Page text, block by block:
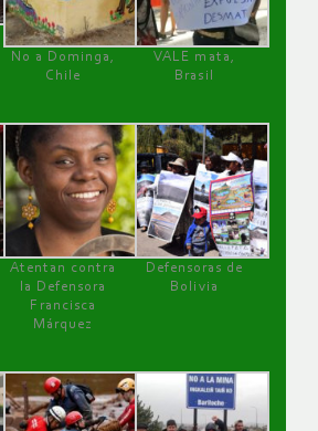
No a Dominga,
Chile
VALE mata,
Brasil
Atentan contra
la Defensora
Francisca
Márquez
Defensoras de
Bolivia